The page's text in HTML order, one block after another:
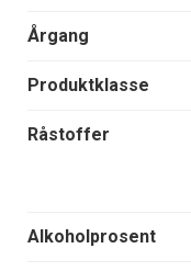
Årgang
Produktklasse
Råstoffer
Alkoholprosent